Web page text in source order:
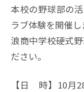
本校の野球部の
ラブ体験を開催し
浪商中学校硬式
ださい。
【日 時】10